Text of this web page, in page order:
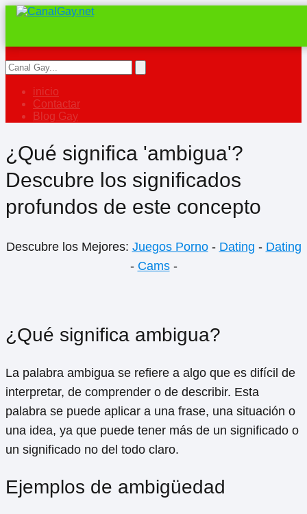
inicio
Contactar
Blog Gay
¿Qué significa 'ambigua'?
Descubre los significados
profundos de este concepto
Descubre los Mejores: Juegos Porno- Dating - Dating
- Cams-
¿Qué significa ambigua?
La palabra ambigua se refiere a algo que es difícil de
interpretar, de comprender o de describir. Esta
palabra se puede aplicar a una frase, una situación o
una idea, ya que puede tener más de un significado o
un significado no del todo claro.
Ejemplos de ambigüedad